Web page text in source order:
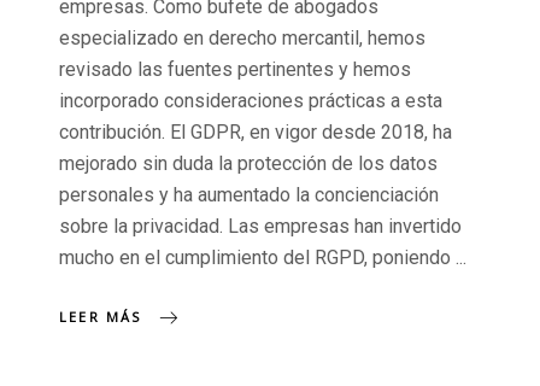
empresas. Como bufete de abogados
especializado en derecho mercantil, hemos
revisado las fuentes pertinentes y hemos
incorporado consideraciones prácticas a esta
contribución. El GDPR, en vigor desde 2018, ha
mejorado sin duda la protección de los datos
personales y ha aumentado la concienciación
sobre la privacidad. Las empresas han invertido
mucho en el cumplimiento del RGPD, poniendo
LEER MÁS